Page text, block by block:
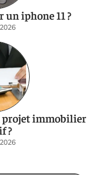
iphone 11 ?
projet immobilier
?